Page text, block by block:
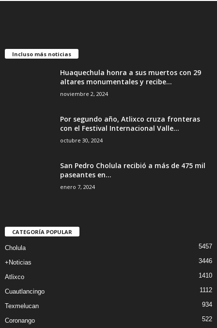
Incluso más noticias
Huaquechula honra a sus muertos con 29
altares monumentales y recibe...
noviembre 2, 2024
Por segundo año, Atlixco cruza fronteras
con el Festival Internacional Valle...
octubre 30, 2024
San Pedro Cholula recibió a más de 475 mil
paseantes en...
enero 7, 2024
CATEGORÍA POPULAR
Cholula 5457
+Noticias 3446
Atlixco 1410
Cuautlancingo 1112
Texmelucan 934
Coronango 522